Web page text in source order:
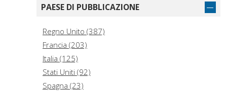
Great Stage Directors (4)
PAESE DI PUBBLICAZIONE
Regno Unito (387)
Francia (203)
Italia (125)
Stati Uniti (92)
Spagna (23)